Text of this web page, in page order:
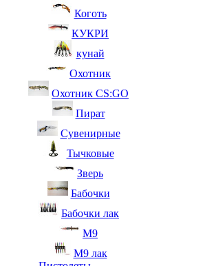
Коготь
КУКРИ
кунай
Охотник
Охотник CS:GO
Пират
Сувенирные
Тычковые
Зверь
Бабочки
Бабочки лак
М9
M9 лак